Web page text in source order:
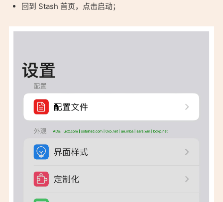
回到 Stash 首页，点击启动；